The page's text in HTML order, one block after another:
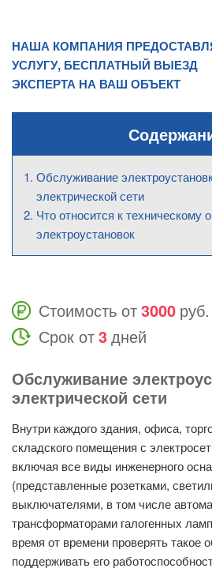
НАША КОМПАНИЯ
УСЛУГУ, БЕСПЛАТНЫЙ ВЫЕЗД
ЭКСПЕРТА НА ВАШ ОБЪЕКТ
Обслуживание
электрической сети
Что относится к техническому
электроустановок
Стоимость от3000 руб.
Срок от3дней
Обслуживание
электрической сети
Внутри каждого здания, офиса,
складского помещения с
включая все виды инженерного
(представленные розетками,
выключателями, в том числе
трансформаторами галогенных
время от времени проверять такое
поддерживать его